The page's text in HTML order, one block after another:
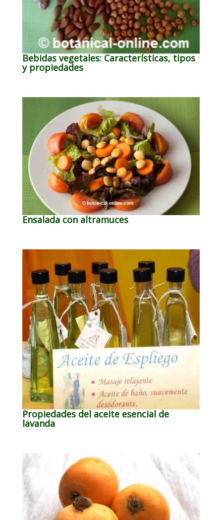
Bebidas vegetales: Características, tipos
y propiedades
Ensalada con altramuces
Propiedades del aceite esencial de
lavanda